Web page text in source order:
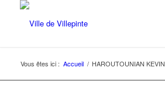
Vous êtes ici : Accueil / HAROUTOUNIAN KEVIN